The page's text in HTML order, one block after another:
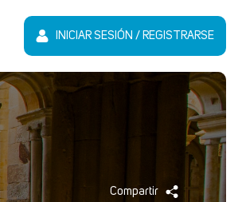
INICIAR SESIÓN / REGISTRARSE
Compartir